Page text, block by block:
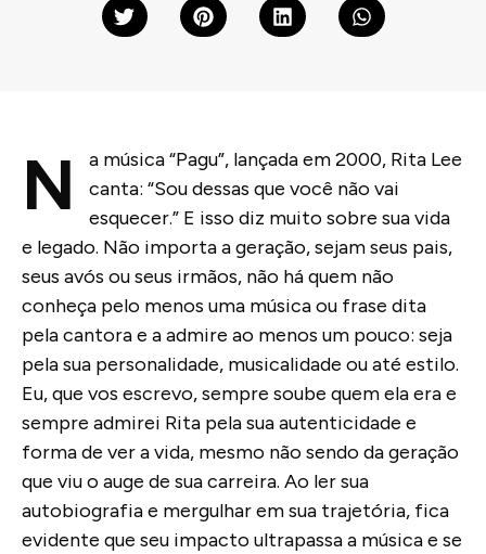
N
a música “Pagu”, lançada em 2000, Rita Lee
canta: “Sou dessas que você não vai
esquecer.” E isso diz muito sobre sua vida
e legado. Não importa a geração, sejam seus pais,
seus avós ou seus irmãos, não há quem não
conheça pelo menos uma música ou frase dita
pela cantora e a admire ao menos um pouco: seja
pela sua personalidade, musicalidade ou até estilo.
Eu, que vos escrevo, sempre soube quem ela era e
sempre admirei Rita pela sua autenticidade e
forma de ver a vida, mesmo não sendo da geração
que viu o auge de sua carreira. Ao ler sua
autobiografia e mergulhar em sua trajetória, fica
evidente que seu impacto ultrapassa a música e se